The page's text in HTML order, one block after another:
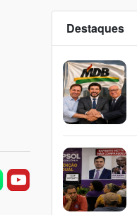
Destaques